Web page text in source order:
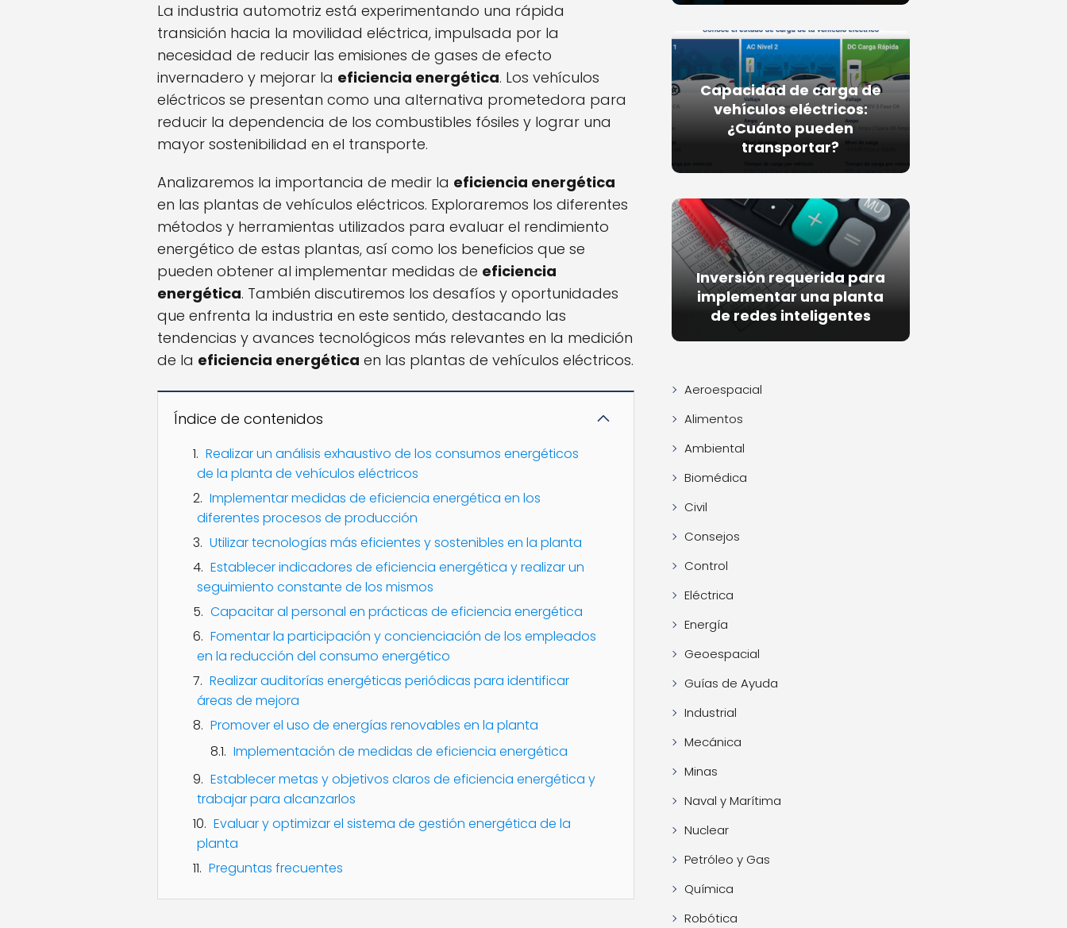
La industria automotriz está experimentando una rápida
transición hacia la movilidad eléctrica, impulsada por la
necesidad de reducir las emisiones de gases de efecto
invernadero y mejorar la eficiencia energética. Los vehículos
eléctricos se presentan como una alternativa prometedora para
reducir la dependencia de los combustibles fósiles y lograr una
mayor sostenibilidad en el transporte.
Analizaremos la importancia de medir la eficiencia energética
en las plantas de vehículos eléctricos. Exploraremos los diferentes
métodos y herramientas utilizados para evaluar el rendimiento
energético de estas plantas, así como los beneficios que se
pueden obtener al implementar medidas de eficiencia
energética. También discutiremos los desafíos y oportunidades
que enfrenta la industria en este sentido, destacando las
tendencias y avances tecnológicos más relevantes en la medición
de la eficiencia energética en las plantas de vehículos eléctricos.
Índice de contenidos
Realizar un análisis exhaustivo de los consumos energéticos
de la planta de vehículos eléctricos
Implementar medidas de eficiencia energética en los
diferentes procesos de producción
Utilizar tecnologías más eficientes y sostenibles en la planta
Establecer indicadores de eficiencia energética y realizar un
seguimiento constante de los mismos
Capacitar al personal en prácticas de eficiencia energética
Fomentar la participación y concienciación de los empleados
en la reducción del consumo energético
Realizar auditorías energéticas periódicas para identificar
áreas de mejora
Promover el uso de energías renovables en la planta
Implementación de medidas de eficiencia energética
Establecer metas y objetivos claros de eficiencia energética y
trabajar para alcanzarlos
Evaluar y optimizar el sistema de gestión energética de la
planta
Preguntas frecuentes
Capacidad de carga de
vehículos eléctricos:
¿Cuánto pueden
transportar?
Inversión requerida para
implementar una planta
de redes inteligentes
Aeroespacial
Alimentos
Ambiental
Biomédica
Civil
Consejos
Control
Eléctrica
Energía
Geoespacial
Guías de Ayuda
Industrial
Mecánica
Minas
Naval y Marítima
Nuclear
Petróleo y Gas
Química
Robótica